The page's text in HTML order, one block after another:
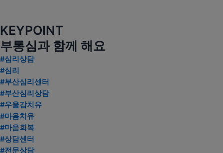
KEYPOINT
부통심과 함께 해요
#심리상담
#심리
#부산심리센터
#부산심리상담
#우울감치유
#마음치유
#마음회복
#상담센터
#전문상담